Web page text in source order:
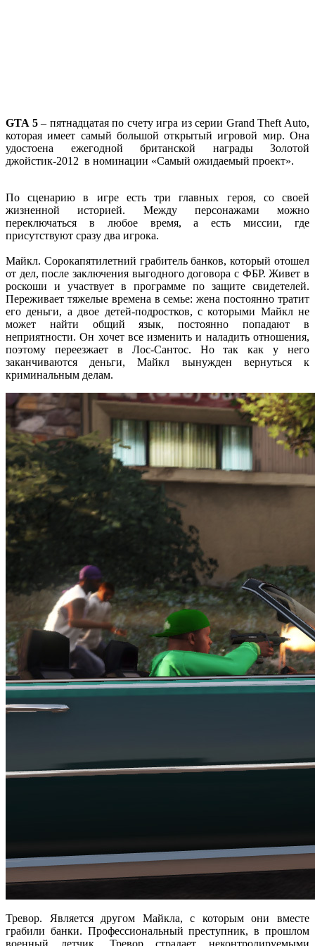
GTA 5– пятнадцатая по счету игра из серии Grand Theft Auto,
которая имеет самый большой открытый игровой мир. Она
удостоена ежегодной британской награды Золотой
джойстик-2012 в номинации «Самый ожидаемый проект».
По сценарию в игре есть три главных героя, со своей
жизненной историей. Между персонажами можно
переключаться в любое время, а есть миссии, где
присутствуют сразу два игрока.
Майкл. Сорокапятилетний грабитель банков, который отошел
от дел, после заключения выгодного договора с ФБР. Живет в
роскоши и участвует в программе по защите свидетелей.
Переживает тяжелые времена в семье: жена постоянно тратит
его деньги, а двое детей-подростков, с которыми Майкл не
может найти общий язык, постоянно попадают в
неприятности. Он хочет все изменить и наладить отношения,
поэтому переезжает в Лос-Сантос. Но так как у него
заканчиваются деньги, Майкл вынужден вернуться к
криминальным делам.
Тревор. Является другом Майкла, с которым они вместе
грабили банки. Профессиональный преступник, в прошлом
военный летчик. Тревор страдает неконтролируемыми